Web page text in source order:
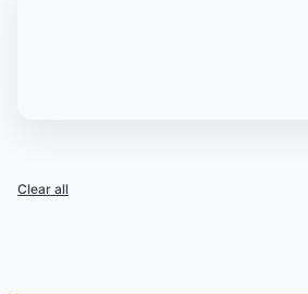
Clear all